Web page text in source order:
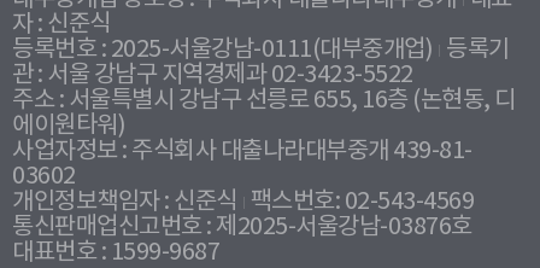
자 : 신준식
등록번호 : 2025-서울강남-0111(대부중개업) 등록기
관 : 서울 강남구 지역경제과 02-3423-5522
주소 : 서울특별시 강남구 선릉로 655, 16층 (논현동, 디
에이원타워)
사업자정보 : 주식회사 대출나라대부중개 439-81-
03602
개인정보책임자 : 신준식
팩스번호: 02-543-4569
통신판매업신고번호 : 제2025-서울강남-03876호
대표번호 : 1599-9687